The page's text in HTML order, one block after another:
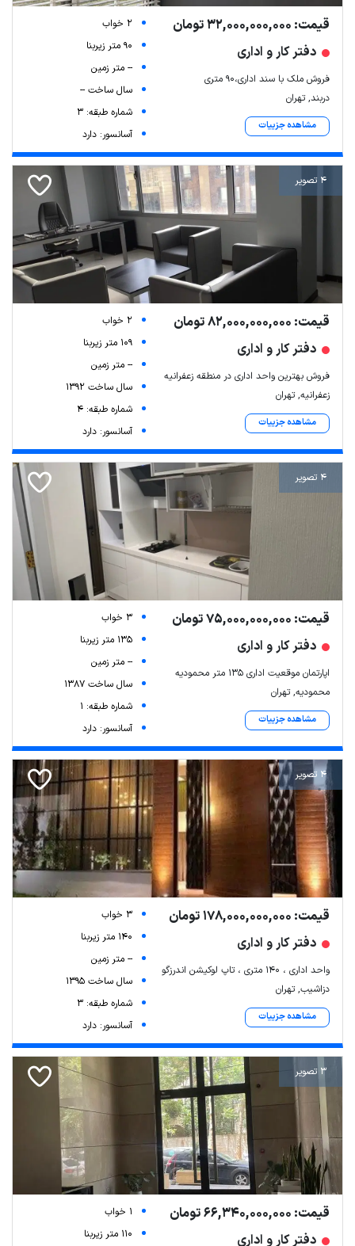
قیمت: 32,000,000,000 تومان
دفتر کار و اداری
فروش ملک با سند اداری،۹۰ متری
دربند, تهران
مشاهده جزییات
2 خواب
90 متر زیربنا
-- متر زمین
سال ساخت --
شماره طبقه: 3
آسانسور: دارد
4 تصویر
قیمت: 82,000,000,000 تومان
دفتر کار و اداری
فروش بهترین واحد اداری در منطقه زعفرانیه
زعفرانیه, تهران
مشاهده جزییات
2 خواب
109 متر زیربنا
-- متر زمین
سال ساخت 1392
شماره طبقه: 4
آسانسور: دارد
4 تصویر
قیمت: 75,000,000,000 تومان
دفتر کار و اداری
اپارتمان موقعیت اداری ۱۳۵ متر محمودیه
محمودیه, تهران
مشاهده جزییات
3 خواب
135 متر زیربنا
-- متر زمین
سال ساخت 1387
شماره طبقه: 1
آسانسور: دارد
4 تصویر
قیمت: 178,000,000,000 تومان
دفتر کار و اداری
واحد اداری ، ۱۴۰ متری ، تاپ لوکیشن اندرزگو
دزاشیب, تهران
مشاهده جزییات
3 خواب
140 متر زیربنا
-- متر زمین
سال ساخت 1395
شماره طبقه: 3
آسانسور: دارد
3 تصویر
قیمت: 66,340,000,000 تومان
دفتر کار و اداری
1 خواب
110 متر زیربنا